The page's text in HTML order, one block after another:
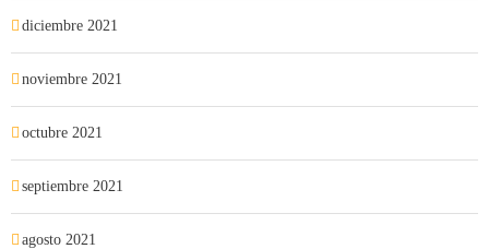
diciembre 2021
noviembre 2021
octubre 2021
septiembre 2021
agosto 2021